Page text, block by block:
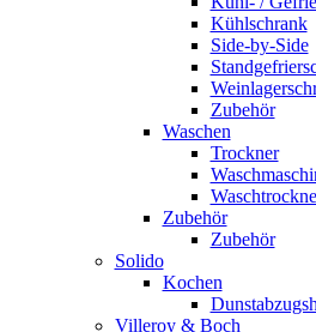
Kühlschrank
Side-by-Side
Zubehör
Waschen
Trockner
Zubehör
Zubehör
Solido
Kochen
Villeroy & Boch